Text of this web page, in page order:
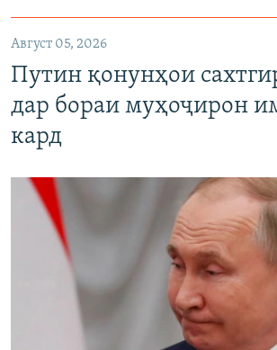
Август 05, 2026
Путин қонунҳои
дар бораи муҳоҷирон
кард